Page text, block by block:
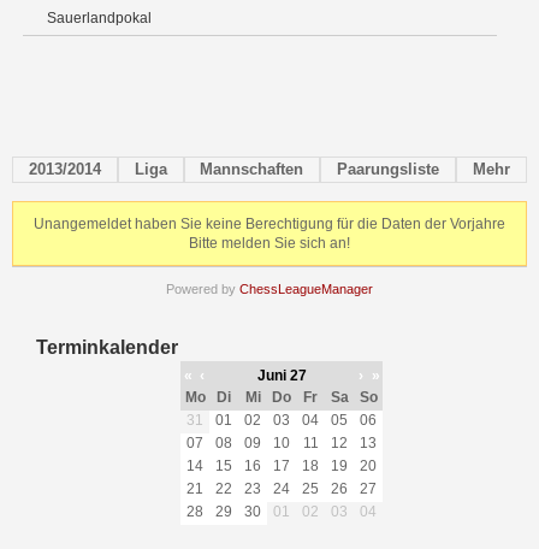
Sauerlandpokal
2013/2014 Liga Mannschaften Paarungsliste Mehr
Unangemeldet haben Sie keine Berechtigung für die Daten der Vorjahre
Bitte melden Sie sich an!
Powered by ChessLeagueManager
Terminkalender
« ‹ Juni 27 ›
»
Mo
Di Mi Do Fr Sa
So
31
01 02 03 04 05
06
07
08 09 10 11 12
13
14
15 16 17 18 19
20
21
22 23 24 25 26
27
28
29 30 01 02 03 04